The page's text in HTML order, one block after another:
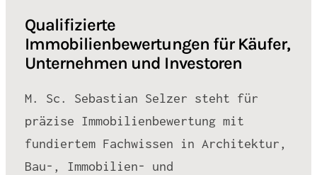
Qualifizierte
Immobilienbewertungen für Käufer,
Unternehmen und Investoren
M. Sc. Sebastian Selzer steht für
präzise Immobilienbewertung mit
fundiertem Fachwissen in Architektur,
Bau-, Immobilien- und